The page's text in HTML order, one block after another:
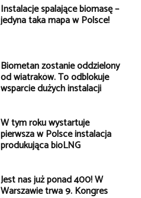
Instalacje spalające biomasę –
jedyna taka mapa w Polsce!
Biometan zostanie oddzielony
od wiatraków. To odblokuje
wsparcie dużych instalacji
W tym roku wystartuje
pierwsza w Polsce instalacja
produkująca bioLNG
Jest nas już ponad 400! W
Warszawie trwa 9. Kongres